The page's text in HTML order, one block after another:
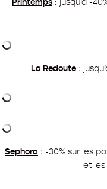
Printemps : jusqu’à -
La Redoute :
Sephora : -30% sur les
et